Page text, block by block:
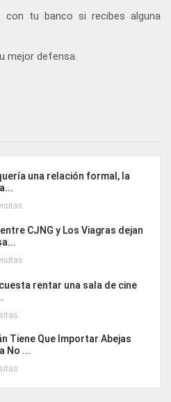
con tu banco si recibes alguna
mejor defensa.
una relación formal, la
CJNG y Los Viagras dejan
rentar una sala de cine
Tiene Que Importar Abejas
No ...